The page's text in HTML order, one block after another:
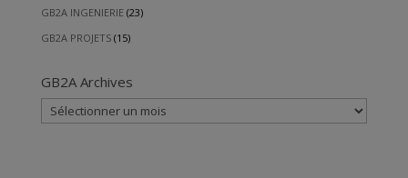
GB2A INGENIERIE(23)
GB2A PROJETS(15)
GB2A Archives
GB2A
Archives